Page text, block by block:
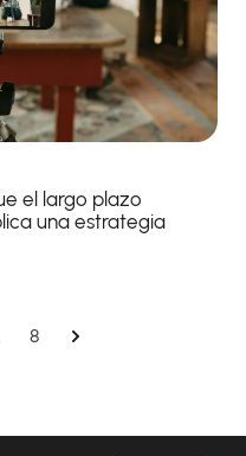
el largo plazo
una estrategia
8